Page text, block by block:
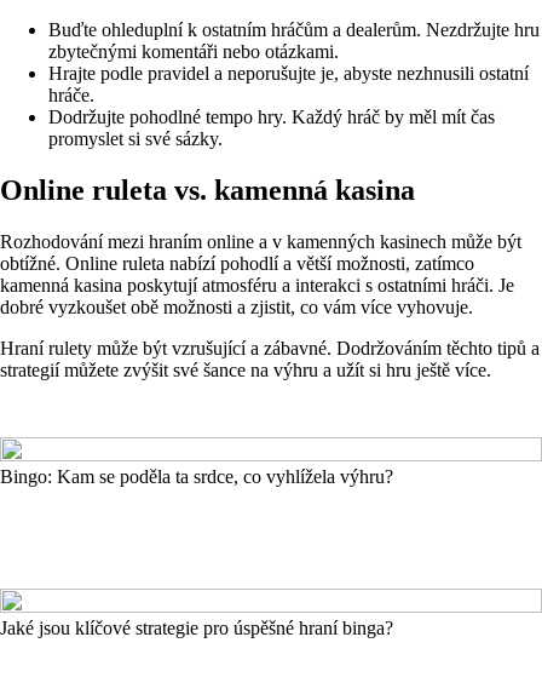
Buďte ohleduplní k ostatním hráčům a dealerům. Nezdržujte hru
zbytečnými komentáři nebo otázkami.
Hrajte podle pravidel a neporušujte je, abyste nezhnusili ostatní
hráče.
Dodržujte pohodlné tempo hry. Každý hráč by měl mít čas
promyslet si své sázky.
Online ruleta vs. kamenná kasina
Rozhodování mezi hraním online a v kamenných kasinech může být
obtížné. Online ruleta nabízí pohodlí a větší možnosti, zatímco
kamenná kasina poskytují atmosféru a interakci s ostatními hráči. Je
dobré vyzkoušet obě možnosti a zjistit, co vám více vyhovuje.
Hraní rulety může být vzrušující a zábavné. Dodržováním těchto tipů a
strategií můžete zvýšit své šance na výhru a užít si hru ještě více.
Bingo: Kam se poděla ta srdce, co vyhlížela výhru?
Jaké jsou klíčové strategie pro úspěšné hraní binga?